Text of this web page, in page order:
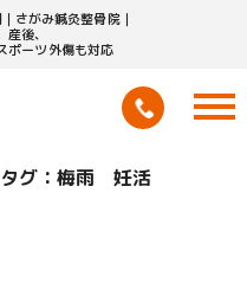
さがみ鍼灸整骨院｜
後、
ポーツ外傷も対応
タグ：梅雨 妊活